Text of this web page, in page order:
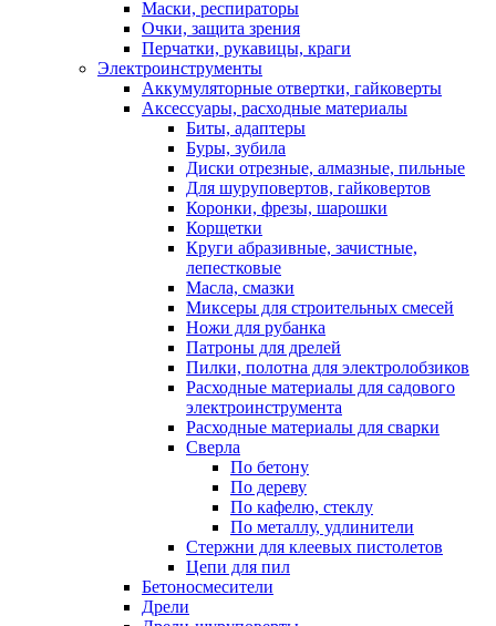
Маски, респираторы
Очки, защита зрения
Перчатки, рукавицы, краги
Электроинструменты
Аккумуляторные отвертки, гайковерты
Аксессуары, расходные материалы
Биты, адаптеры
Буры, зубила
Диски отрезные, алмазные, пильные
Для шуруповертов, гайковертов
Коронки, фрезы, шарошки
Корщетки
Круги абразивные, зачистные,
лепестковые
Масла, смазки
Миксеры для строительных смесей
Ножи для рубанка
Патроны для дрелей
Пилки, полотна для электролобзиков
Расходные материалы для садового
электроинструмента
Расходные материалы для сварки
Сверла
По бетону
По дереву
По кафелю, стеклу
По металлу, удлинители
Стержни для клеевых пистолетов
Цепи для пил
Бетоносмесители
Дрели